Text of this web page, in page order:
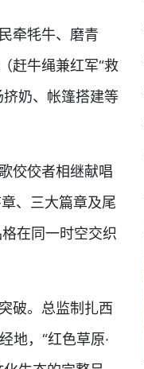
牵牦牛、磨青
赶牛绳兼红军“救
奶、帐篷搭建等
佼佼者相继献唱
、三大篇章及尾
在同一时空交织
破。总监制扎西
地，“红色草原·